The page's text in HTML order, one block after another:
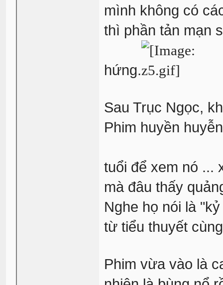
mình không có
thì phần tản mạn
hứng.
Sau Trục Ngọc,
Phim huyền
tuổi để xem nó ...
mà đâu thấy
Nghe họ nói là
từ tiểu thuyết
Phim vừa vào là